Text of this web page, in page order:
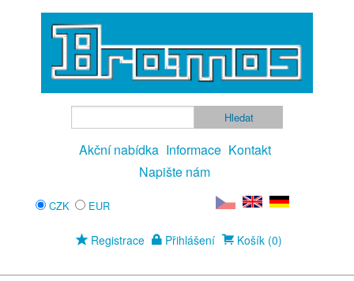
Akční nabídka Informace Kontakt
Napište nám
CZK EUR
Registrace Přihlášení Košík (0)